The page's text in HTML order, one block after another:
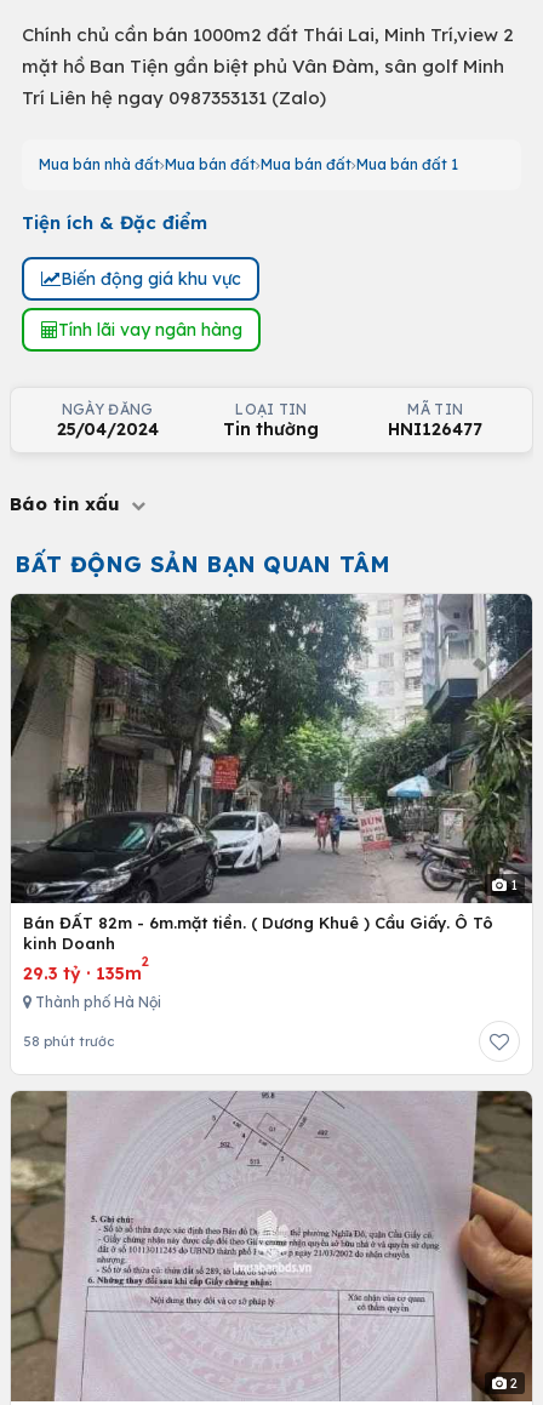
Chính chủ cần bán 1000m2 đất Thái Lai, Minh Trí,view 2
mặt hồ Ban Tiện gần biệt phủ Vân Đàm, sân golf Minh
Trí Liên hệ ngay 0987353131 (Zalo)
Mua bán nhà đất Mua bán đất Mua bán đất Mua bán đất 1
Tiện ích & Đặc điểm
Biến động giá khu vực
Tính lãi vay ngân hàng
NGÀY ĐĂNG
25/04/2024
LOẠI TIN
Tin thường
MÃ TIN
HNI126477
Báo tin xấu
BẤT ĐỘNG SẢN BẠN QUAN TÂM
1
Bán ĐẤT 82m - 6m.mặt tiền. ( Dương Khuê ) Cầu Giấy. Ô Tô
kinh Doanh
29.3 tỷ · 135m
2
Thành phố Hà Nội
58 phút trước
2